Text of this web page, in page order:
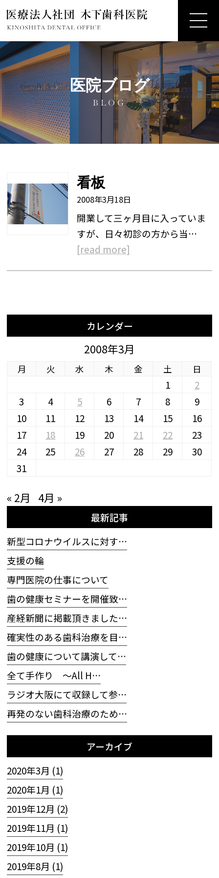
医院ブログ
BLOG
看板
2008年3月18日
開業して三ヶ月目に入っていま
すが、日々初診の方から当…
[read more]
カレンダー
2008年3月
月 火 水 木 金 土 日
1
2
3
4 5 6 7 8
9
10
11 12 13 14 15
16
17
18 19 20 21 22
23
24
25 26 27 28 29
30
31
« 2月 4月 »
最新記事
新型コロナウイルスに対す…
支援の輪
専門医院の仕事について
歯の健康セミナーを開催致…
産経新聞に掲載頂きました…
確実性のある歯科治療を目…
歯の健康について講演して…
全て手作り 〜All H…
ラジオ大阪にて収録して参…
再発のない歯科治療のため…
アーカイブ
2020年3月 (1)
2020年1月 (1)
2019年12月 (2)
2019年11月 (1)
2019年10月 (1)
2019年8月 (1)